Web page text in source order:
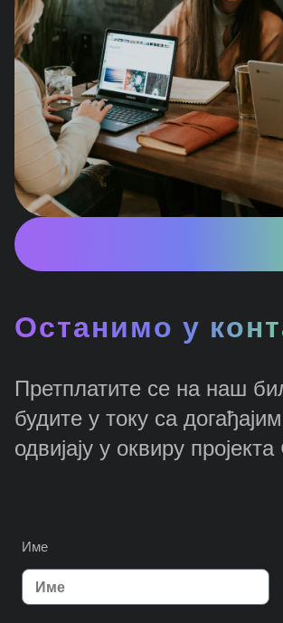
Останимо у
Претплатите се на наш
будите у току са
одвијају у оквиру
Име